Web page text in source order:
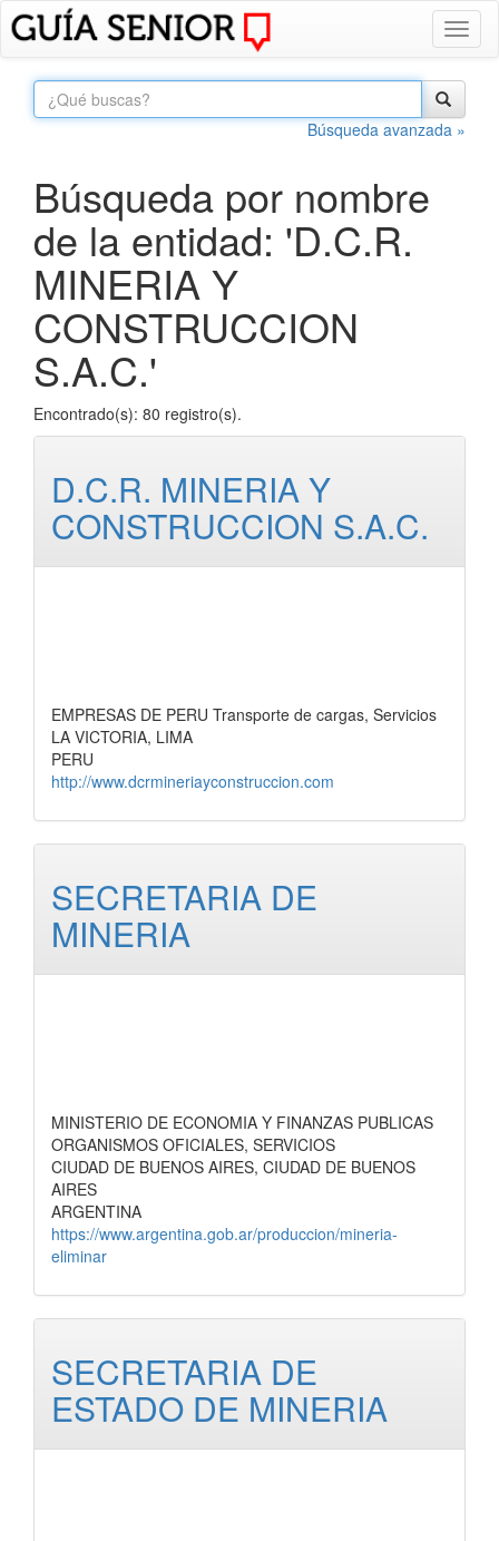
Búsqueda avanzada »
Búsqueda por nombre
de la entidad: 'D.C.R.
MINERIA Y
CONSTRUCCION
S.A.C.'
Encontrado(s): 80 registro(s).
D.C.R. MINERIA Y
CONSTRUCCION S.A.C.
EMPRESAS DE PERU Transporte de cargas, Servicios
LA VICTORIA, LIMA
PERU
http://www.dcrmineriayconstruccion.com
SECRETARIA DE
MINERIA
MINISTERIO DE ECONOMIA Y FINANZAS PUBLICAS
ORGANISMOS OFICIALES, SERVICIOS
CIUDAD DE BUENOS AIRES, CIUDAD DE BUENOS
AIRES
ARGENTINA
https://www.argentina.gob.ar/produccion/mineria-
eliminar
SECRETARIA DE
ESTADO DE MINERIA